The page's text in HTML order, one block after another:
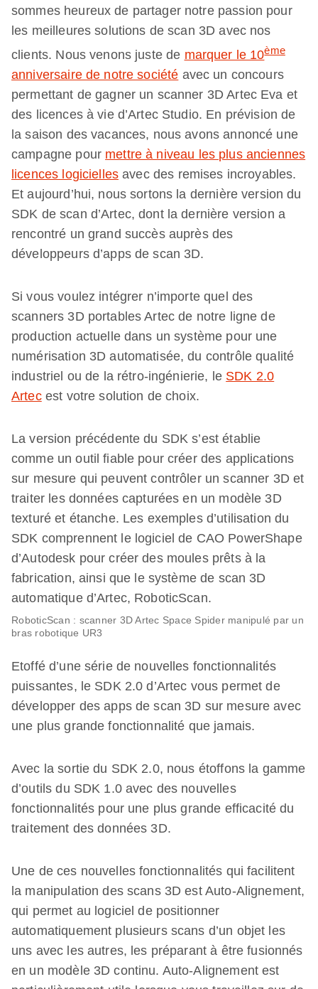
sommes heureux de partager notre passion pour
les meilleures solutions de scan 3D avec nos
clients. Nous venons juste de marquer le 10ème
anniversaire de notre société avec un concours
permettant de gagner un scanner 3D Artec Eva et
des licences à vie d’Artec Studio. En prévision de
la saison des vacances, nous avons annoncé une
campagne pour mettre à niveau les plus anciennes
licences logicielles avec des remises incroyables.
Et aujourd’hui, nous sortons la dernière version du
SDK de scan d’Artec, dont la dernière version a
rencontré un grand succès auprès des
développeurs d’apps de scan 3D.
Si vous voulez intégrer n’importe quel des
scanners 3D portables Artec de notre ligne de
production actuelle dans un système pour une
numérisation 3D automatisée, du contrôle qualité
industriel ou de la rétro-ingénierie, le SDK 2.0
Artecest votre solution de choix.
La version précédente du SDK s’est établie
comme un outil fiable pour créer des applications
sur mesure qui peuvent contrôler un scanner 3D et
traiter les données capturées en un modèle 3D
texturé et étanche. Les exemples d’utilisation du
SDK comprennent le logiciel de CAO PowerShape
d’Autodesk pour créer des moules prêts à la
fabrication, ainsi que le système de scan 3D
automatique d’Artec, RoboticScan.
RoboticScan : scanner 3D Artec Space Spider manipulé par un
bras robotique UR3
Etoffé d’une série de nouvelles fonctionnalités
puissantes, le SDK 2.0 d’Artec vous permet de
développer des apps de scan 3D sur mesure avec
une plus grande fonctionnalité que jamais.
Avec la sortie du SDK 2.0, nous étoffons la gamme
d’outils du SDK 1.0 avec des nouvelles
fonctionnalités pour une plus grande efficacité du
traitement des données 3D.
Une de ces nouvelles fonctionnalités qui facilitent
la manipulation des scans 3D est Auto-Alignement,
qui permet au logiciel de positionner
automatiquement plusieurs scans d’un objet les
uns avec les autres, les préparant à être fusionnés
en un modèle 3D continu. Auto-Alignement est